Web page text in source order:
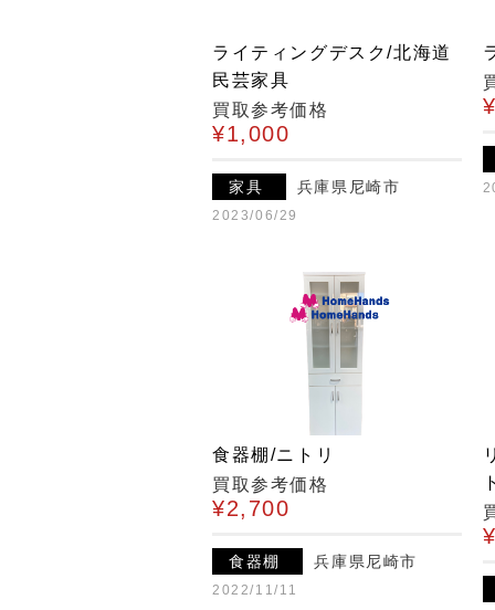
ライティングデスク/北海道
民芸家具
買取参考価格
¥1,000
家具 兵庫県尼崎市
2023/06/29
食器棚/ニトリ
買取参考価格
¥2,700
食器棚 兵庫県尼崎市
2022/11/11